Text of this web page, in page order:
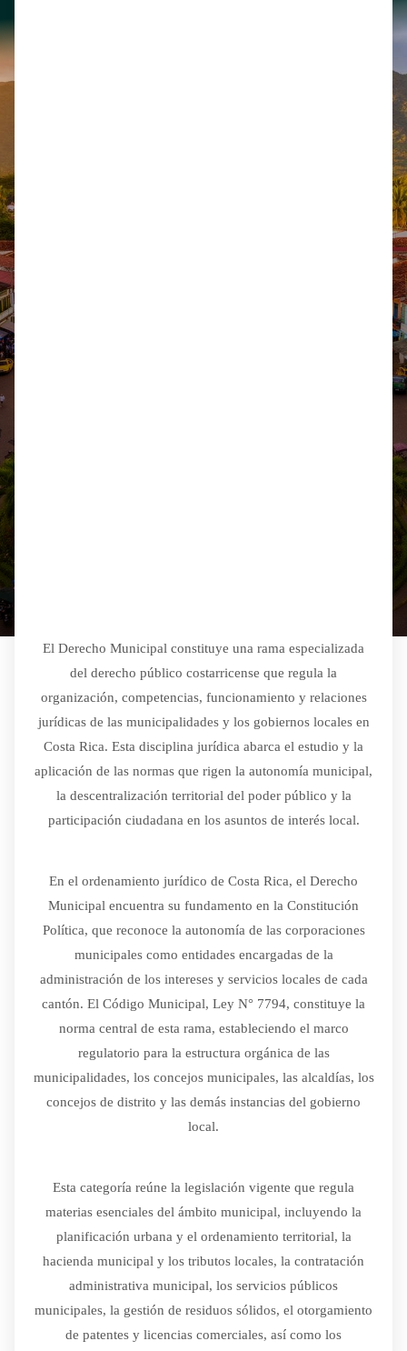
El Derecho Municipal constituye una rama especializada
del derecho público costarricense que regula la
organización, competencias, funcionamiento y relaciones
jurídicas de las municipalidades y los gobiernos locales en
Costa Rica. Esta disciplina jurídica abarca el estudio y la
aplicación de las normas que rigen la autonomía municipal,
la descentralización territorial del poder público y la
participación ciudadana en los asuntos de interés local.
En el ordenamiento jurídico de Costa Rica, el Derecho
Municipal encuentra su fundamento en la Constitución
Política, que reconoce la autonomía de las corporaciones
municipales como entidades encargadas de la
administración de los intereses y servicios locales de cada
cantón. El Código Municipal, Ley N° 7794, constituye la
norma central de esta rama, estableciendo el marco
regulatorio para la estructura orgánica de las
municipalidades, los concejos municipales, las alcaldías, los
concejos de distrito y las demás instancias del gobierno
local.
Esta categoría reúne la legislación vigente que regula
materias esenciales del ámbito municipal, incluyendo la
planificación urbana y el ordenamiento territorial, la
hacienda municipal y los tributos locales, la contratación
administrativa municipal, los servicios públicos
municipales, la gestión de residuos sólidos, el otorgamiento
de patentes y licencias comerciales, así como los